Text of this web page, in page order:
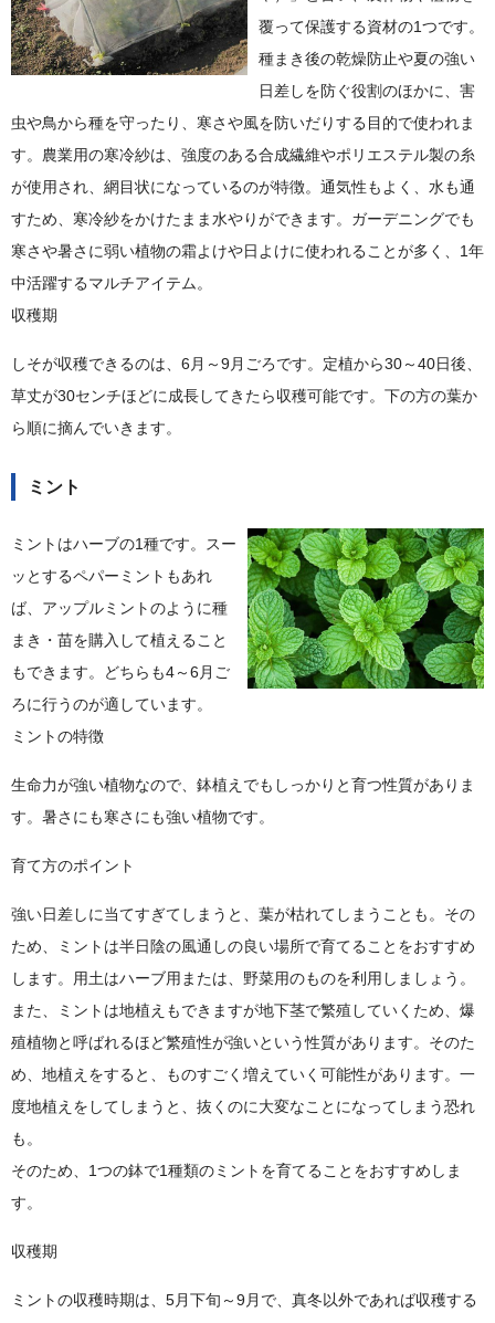
覆って保護する資材の1つです。
種まき後の乾燥防止や夏の強い
日差しを防ぐ役割のほかに、害
虫や鳥から種を守ったり、寒さや風を防いだりする目的で使われま
す。農業用の寒冷紗は、強度のある合成繊維やポリエステル製の糸
が使用され、網目状になっているのが特徴。通気性もよく、水も通
すため、寒冷紗をかけたまま水やりができます。ガーデニングでも
寒さや暑さに弱い植物の霜よけや日よけに使われることが多く、1年
中活躍するマルチアイテム。
収穫期
しそが収穫できるのは、6月～9月ごろです。定植から30～40日後、
草丈が30センチほどに成長してきたら収穫可能です。下の方の葉か
ら順に摘んでいきます。
ミント
ミントはハーブの1種です。スー
ッとするペパーミントもあれ
ば、アップルミントのように種
まき・苗を購入して植えること
もできます。どちらも4～6月ご
ろに行うのが適しています。
ミントの特徴
生命力が強い植物なので、鉢植えでもしっかりと育つ性質がありま
す。暑さにも寒さにも強い植物です。
育て方のポイント
強い日差しに当てすぎてしまうと、葉が枯れてしまうことも。その
ため、ミントは半日陰の風通しの良い場所で育てることをおすすめ
します。用土はハーブ用または、野菜用のものを利用しましょう。
また、ミントは地植えもできますが地下茎で繁殖していくため、爆
殖植物と呼ばれるほど繁殖性が強いという性質があります。そのた
め、地植えをすると、ものすごく増えていく可能性があります。一
度地植えをしてしまうと、抜くのに大変なことになってしまう恐れ
も。
そのため、1つの鉢で1種類のミントを育てることをおすすめしま
す。
収穫期
ミントの収穫時期は、5月下旬～9月で、真冬以外であれば収穫する